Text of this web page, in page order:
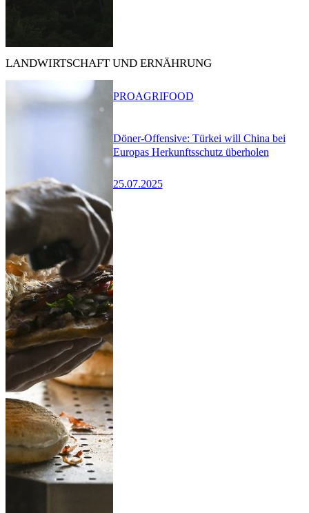
LANDWIRTSCHAFT UND ERNÄHRUNG
Döner-Offensive: Türkei will China bei
Europas Herkunftsschutz überholen
25.07.2025
PROAGRIFOOD